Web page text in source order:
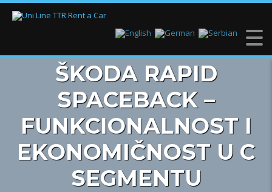
ŠKODA RAPID
SPACEBACK –
FUNKCIONALNOST I
EKONOMIČNOST U C
SEGMENTU